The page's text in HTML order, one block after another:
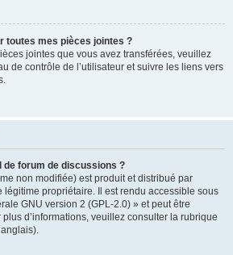
toutes mes pièces jointes ?
jointes que vous avez transférées, veuillez
de contrôle de l’utilisateur et suivre les liens vers
de forum de discussions ?
non modifiée) est produit et distribué par
légitime propriétaire. Il est rendu accessible sous
GNU version 2 (GPL-2.0) » et peut être
d’informations, veuillez consulter la rubrique